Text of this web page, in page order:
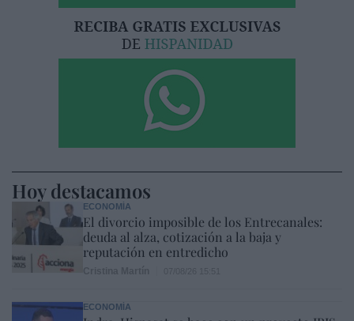
Hoy destacamos
ECONOMÍA
El divorcio imposible de los Entrecanales:
deuda al alza, cotización a la baja y
reputación en entredicho
ECONOMÍA